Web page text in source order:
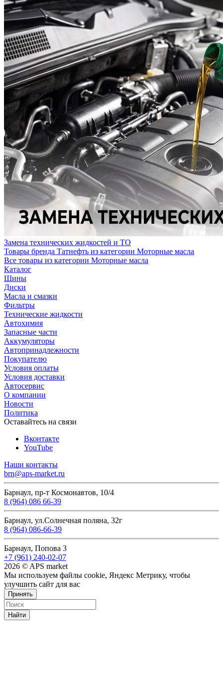
Замена технических жидкостей и ТО
Товары бренда Татнефть из категории Моторные масла
Все товары из категории Моторные масла
Каталог
Шины
Диски
Масла и смазки
Фильтры
Технические жидкости
Автохимия
Запасные части
Аккумуляторы
Автопринадлежности
Покупателю
Условия оплаты
Условия доставки
Автосервис
О компании
Новости
Политика
Оставайтесь на связи
Вконтакте
YouTube
Наши контакты
brn@aps-market.ru
Барнаул, пр-т Космонавтов, 10/4
8 (964) 086 66-39
Барнаул, ул.Солнечная поляна, 32г
8 (964) 086-66-39
Барнаул, Попова 3
+7 (961) 240-02-07
2026 © APS market
Мы используем файлы cookie, Яндекс Метрику, чтобы
улучшить сайт для вас
Принять
Найти